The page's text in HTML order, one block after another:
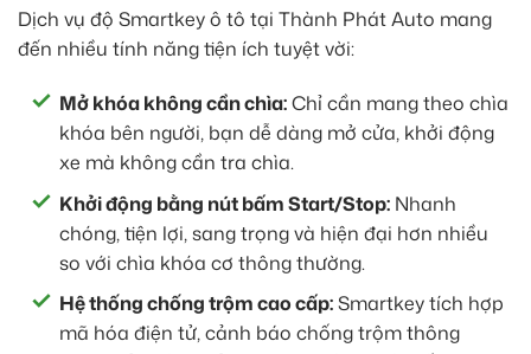
Dịch vụ độ Smartkey ô tô tại Thành Phát Auto mang
đến nhiều tính năng tiện ích tuyệt vời:
Mở khóa không cần chìa:Chỉ cần mang theo chìa
khóa bên người, bạn dễ dàng mở cửa, khởi động
xe mà không cần tra chìa.
Khởi động bằng nút bấm Start/Stop: Nhanh
chóng, tiện lợi, sang trọng và hiện đại hơn nhiều
so với chìa khóa cơ thông thường.
Hệ thống chống trộm cao cấp:Smartkey tích hợp
mã hóa điện tử, cảnh báo chống trộm thông